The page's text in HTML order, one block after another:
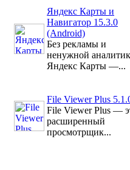
Яндекс Карты и
Навигатор 15.3.0
(Android)
Без рекламы и
ненужной
Яндекс Карты —...
File Viewer Plus
File Viewer Plus —
расширенный
просмотрщик...